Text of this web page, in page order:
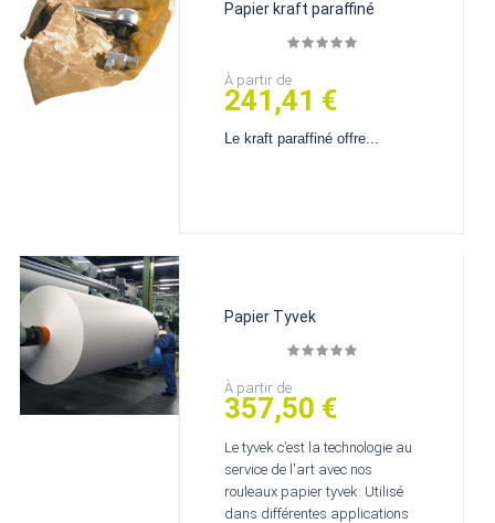
Papier kraft paraffiné
À partir de
241,41 €
Le kraft paraffiné offre...
Papier Tyvek
À partir de
357,50 €
Le tyvek c’est la technologie au
service de l'art avec nos
rouleaux papier tyvek. Utilisé
dans différentes applications